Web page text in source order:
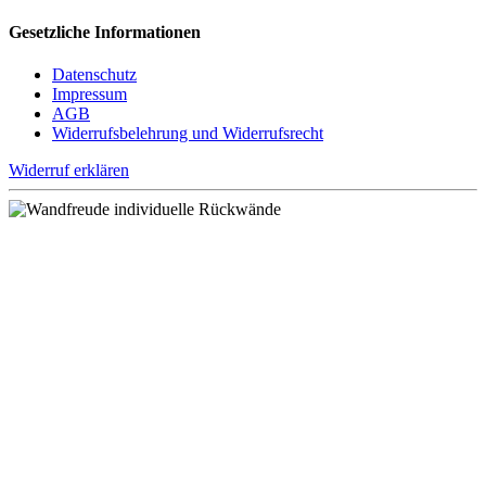
Gesetzliche Informationen
Datenschutz
Impressum
AGB
Widerrufsbelehrung und Widerrufsrecht
Widerruf erklären